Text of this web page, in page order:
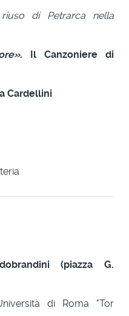
di Petrarca nella
Il Canzoniere di
Cardellini
(piazza G.
di Roma "Tor